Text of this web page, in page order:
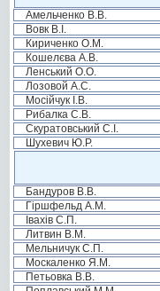
Амельченко В.В.
Вовк В.І.
Кириченко О.М.
Кошелєва А.В.
Ленський О.О.
Лозовой А.С.
Мосійчук І.В.
Рибалка С.В.
Скуратовський С.І.
Шухевич Ю.Р.
Бандуров В.В.
Гіршфельд А.М.
Івахів С.П.
Литвин В.М.
Мельничук С.П.
Москаленко Я.М.
Петьовка В.В.